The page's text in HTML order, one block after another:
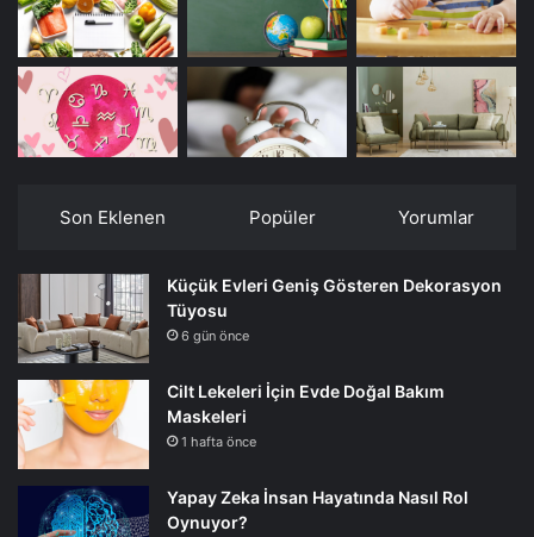
Son Eklenen Popüler Yorumlar
Küçük Evleri Geniş Gösteren Dekorasyon
Tüyosu
6 gün önce
Cilt Lekeleri İçin Evde Doğal Bakım
Maskeleri
1 hafta önce
Yapay Zeka İnsan Hayatında Nasıl Rol
Oynuyor?